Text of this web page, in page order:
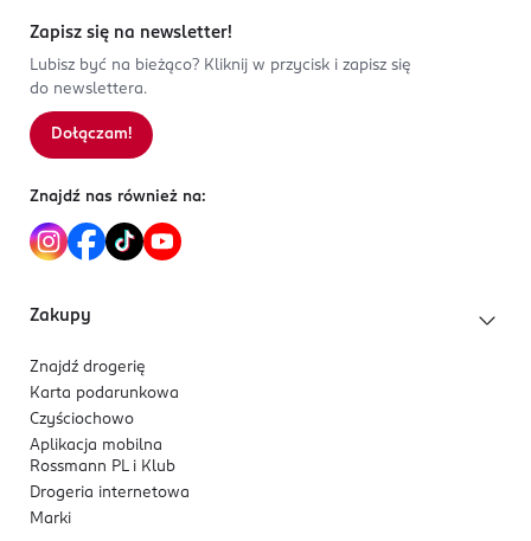
Zapisz się na newsletter!
Lubisz być na bieżąco? Kliknij w przycisk i zapisz się
do newslettera.
Dołączam!
Znajdź nas również na:
Zakupy
Znajdź drogerię
Karta podarunkowa
Czyściochowo
Aplikacja mobilna
Rossmann PL i Klub
Drogeria internetowa
Marki